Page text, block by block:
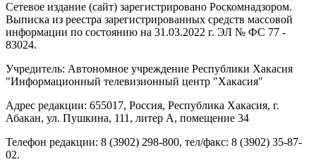
Сетевое издание (сайт) зарегистрировано Роскомнадзором.
Выписка из реестра зарегистрированных средств массовой
информации по состоянию на 31.03.2022 г. ЭЛ № ФС 77 -
83024.
Учредитель: Автономное учреждение Республики Хакасия
"Информационный телевизионный центр "Хакасия"
Адрес редакции: 655017, Россия, Республика Хакасия, г.
Абакан, ул. Пушкина, 111, литер А, помещение 34
Телефон редакции: 8 (3902) 298-800, тел/факс: 8 (3902) 35-87-
02.